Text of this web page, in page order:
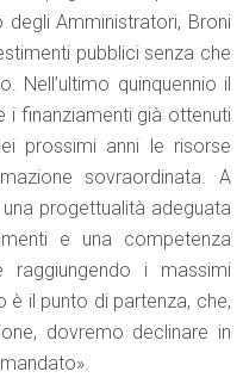
Amministratori, Broni
pubblici senza che
Nell’ultimo quinquennio il
i finanziamenti già ottenuti
prossimi anni le risorse
sovraordinata. A
progettualità adeguata
e una competenza
i massimi
il punto di partenza, che,
dovremo declinare in